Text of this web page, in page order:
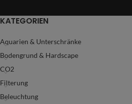
KATEGORIEN
Aquarien & Unterschränke
Bodengrund & Hardscape
CO2
Filterung
Beleuchtung